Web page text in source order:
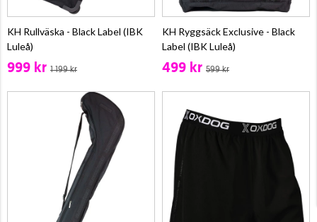
KH Rullväska - Black Label (IBK
Luleå)
999 kr 1 199 kr
KH Ryggsäck Exclusive - Black
Label (IBK Luleå)
499 kr 599 kr